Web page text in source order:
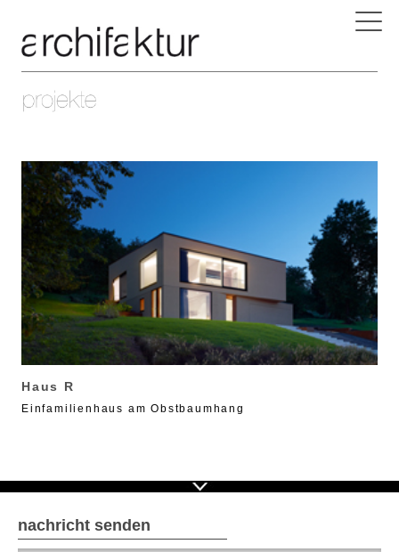
Haus R
Einfamilienhaus am Obstbaumhang
nachricht senden